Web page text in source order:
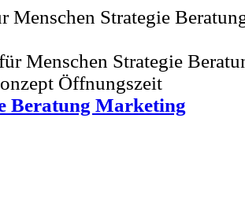
Menschen Strategie
Beratung Marketing